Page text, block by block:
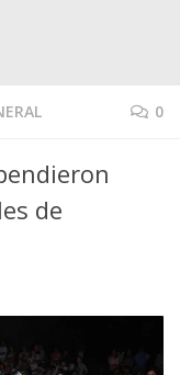
0
de